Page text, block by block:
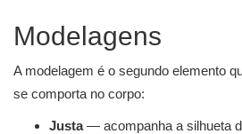
Modelagens
A modelagem é o segundo elemento
se comporta no corpo:
Justa— acompanha a silhueta